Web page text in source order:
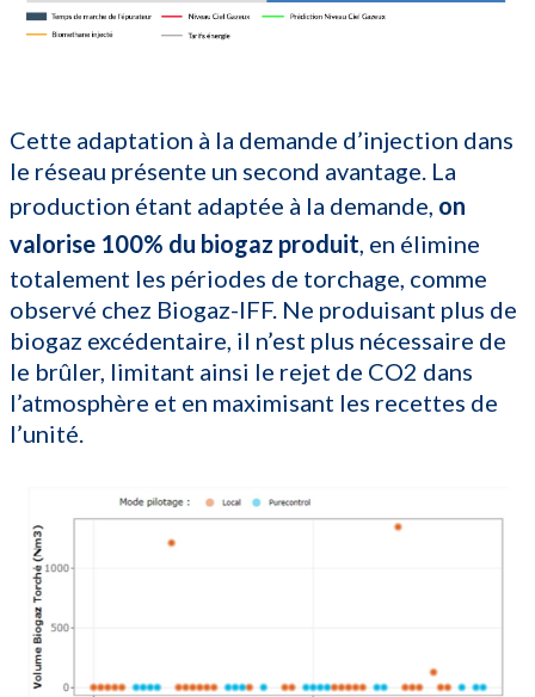
Cette adaptation à la demande d’injection dans
le réseau présente un second avantage. La
production étant adaptée à la demande, on
valorise 100% du biogaz produit , en élimine
totalement les périodes de torchage, comme
observé chez Biogaz-IFF. Ne produisant plus de
biogaz excédentaire, il n’est plus nécessaire de
le brûler, limitant ainsi le rejet de CO2 dans
l’atmosphère et en maximisant les recettes de
l’unité.